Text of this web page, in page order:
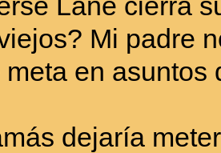
Lane cierra
Mi padre
meta en asuntos
dejaría